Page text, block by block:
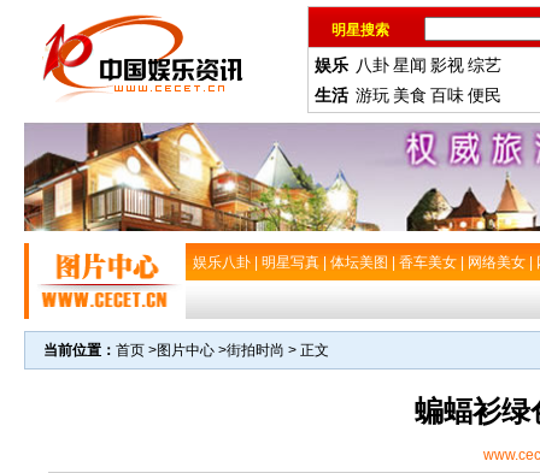
明星搜索
娱乐 八卦星闻 影视综艺
生活 游玩 美食 百味便民
娱乐八卦 明星写真 体坛美图 香车美女 网络美女
当前位置： 首页 >图片中心 >街拍时尚 > 正文
蝙蝠衫绿